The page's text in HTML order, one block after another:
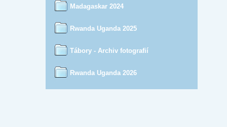
Madagaskar 2024
Rwanda Uganda 2025
Tábory - Archiv fotografií
Rwanda Uganda 2026